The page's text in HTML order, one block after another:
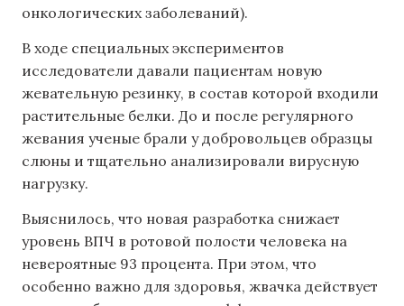
онкологических заболеваний).
В ходе специальных экспериментов
исследователи давали пациентам новую
жевательную резинку, в состав которой входили
растительные белки. До и после регулярного
жевания ученые брали у добровольцев образцы
слюны и тщательно анализировали вирусную
нагрузку.
Выяснилось, что новая разработка снижает
уровень ВПЧ в ротовой полости человека на
невероятные 93 процента. При этом, что
особенно важно для здоровья, жвачка действует